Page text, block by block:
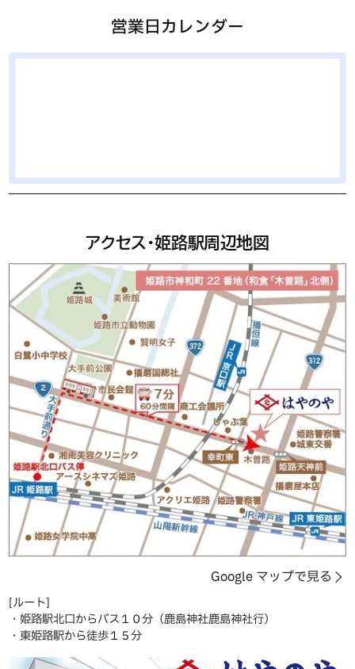
営業日カレンダー
アクセス・姫路駅周辺地図
Google マップで見る
[ルート]
・姫路駅北口からバス１０分（鹿島神社鹿島神社行）
・東姫路駅から徒歩１５分